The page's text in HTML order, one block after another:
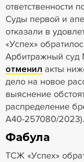
ответственности
Суды первой и
отказали в
«Успех»
Арбитражный суд
отменил акты
дело на новое
выяснение
распределение
А40-257080/2023).
Фабула
ТСЖ «Успех»